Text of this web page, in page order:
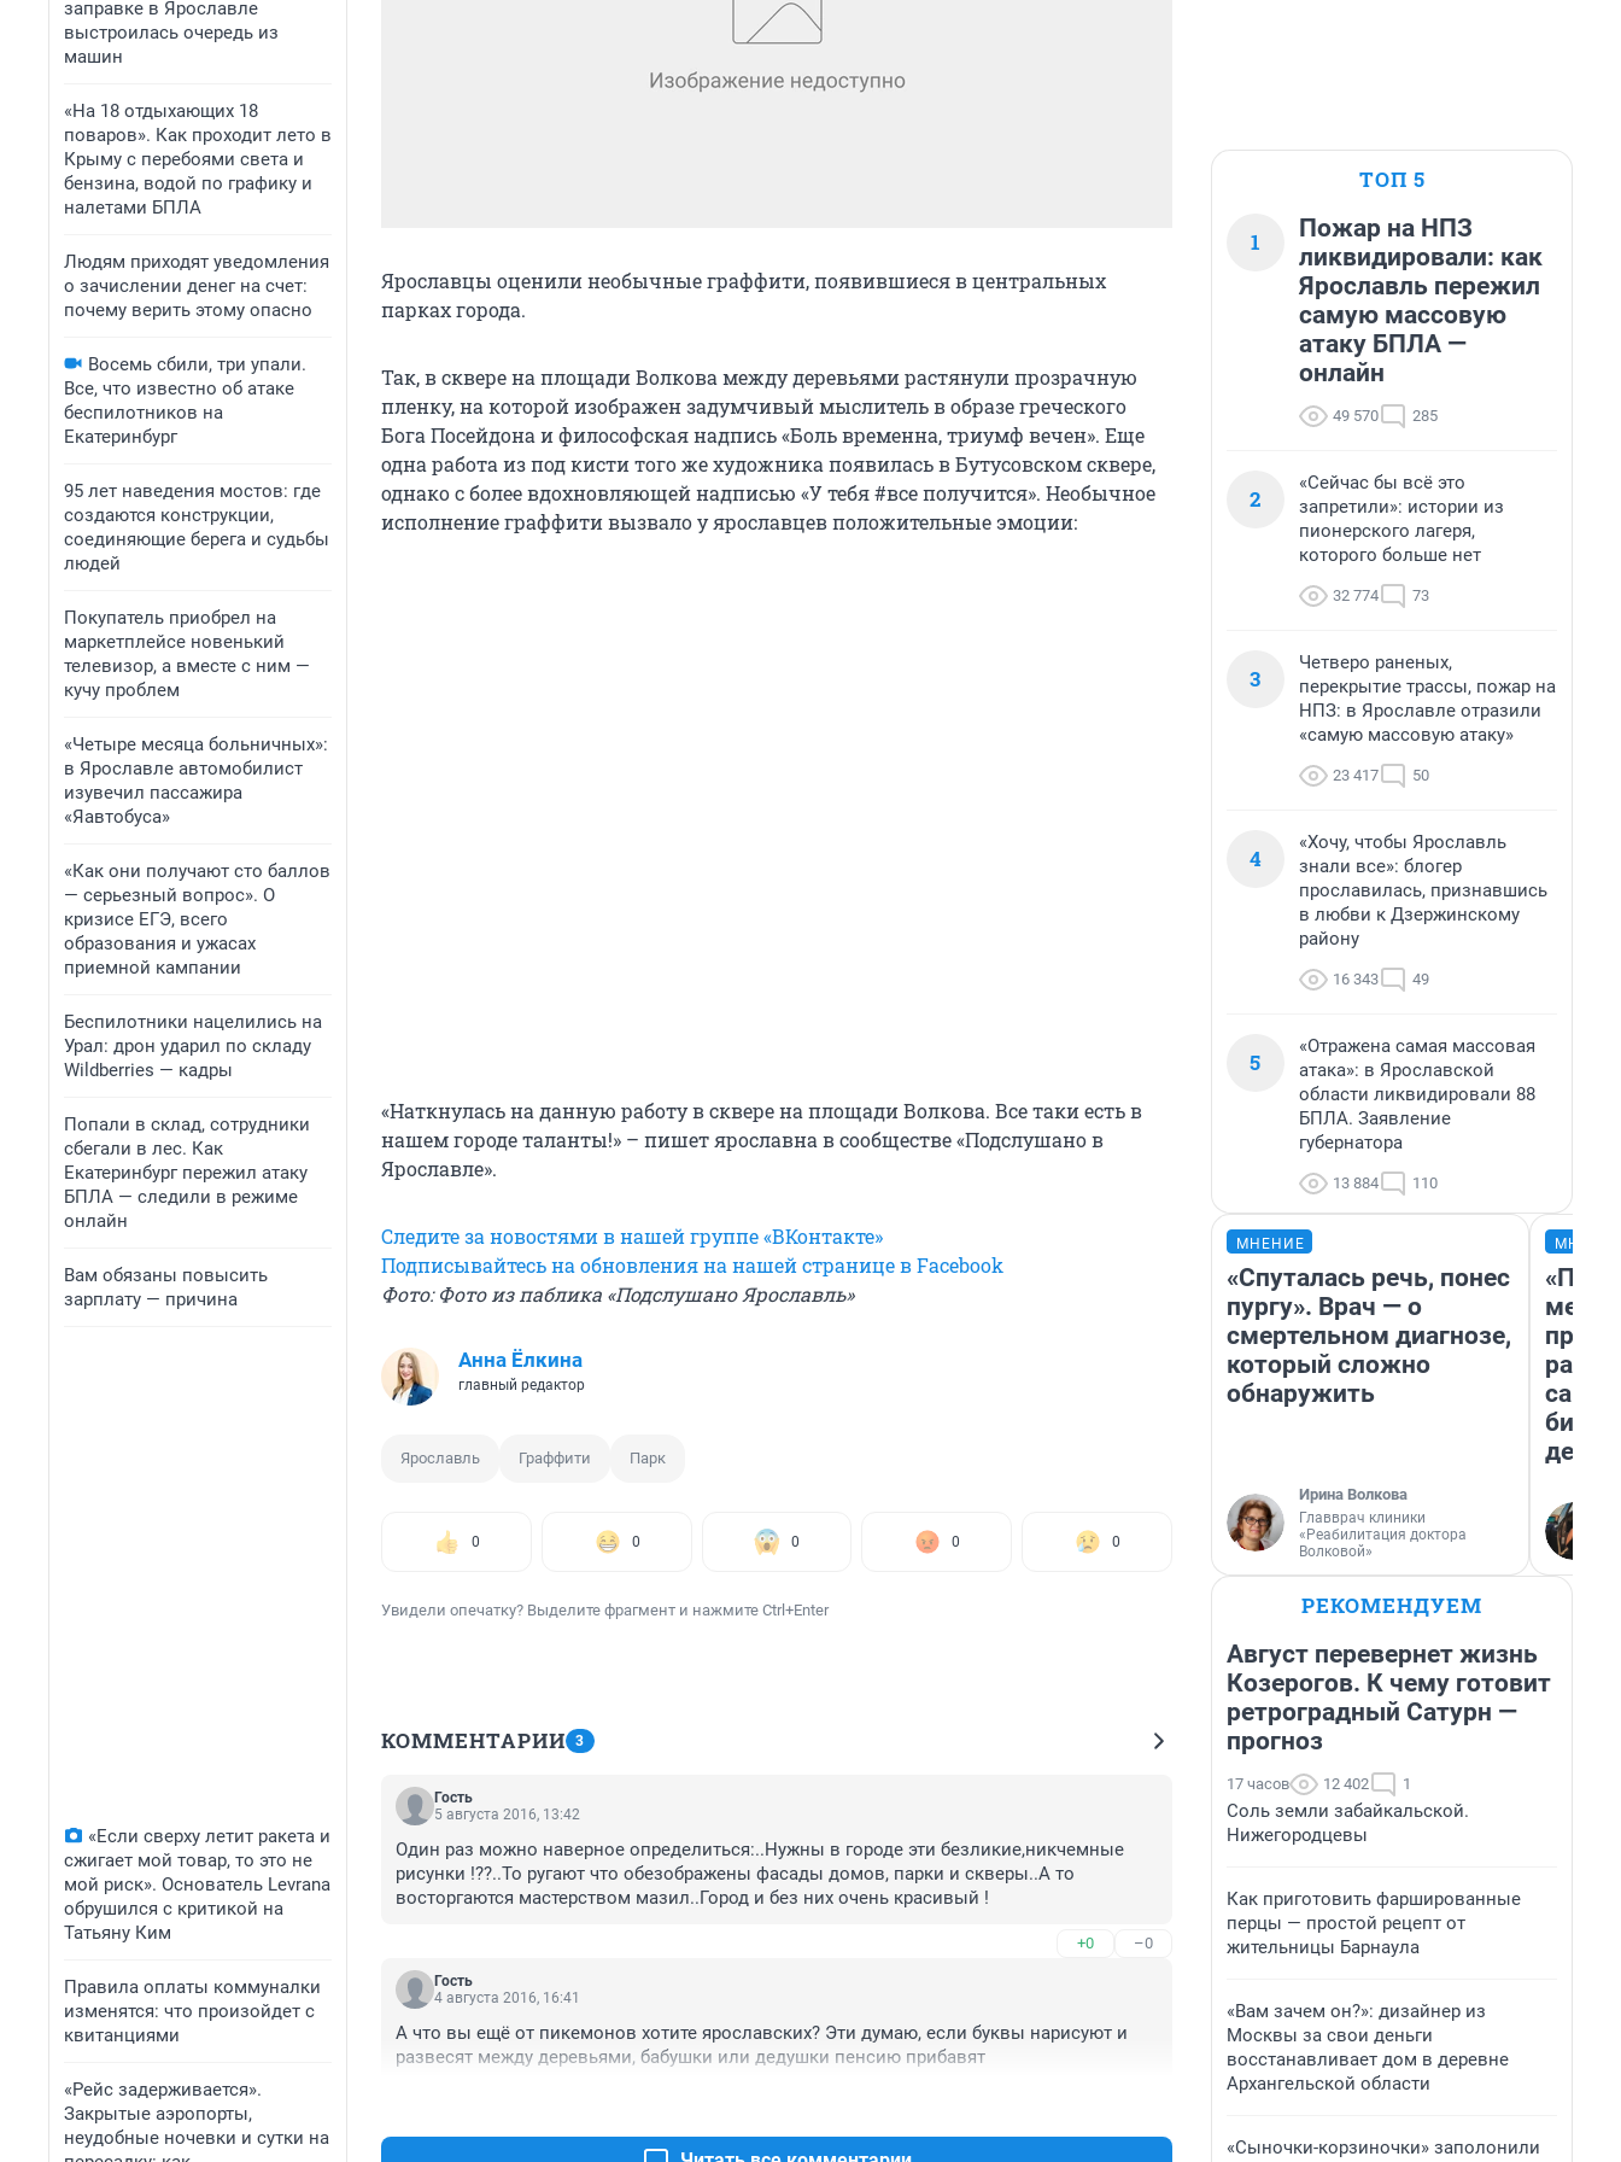
заправке в Ярославле
выстроилась очередь из
машин
«На 18 отдыхающих 18
поваров». Как проходит лето в
Крыму с перебоями света и
бензина, водой по графику и
налетами БПЛА
Людям приходят уведомления
о зачислении денег на счет:
почему верить этому опасно
Восемь сбили, три упали.
Все, что известно об атаке
беспилотников на
Екатеринбург
95 лет наведения мостов: где
создаются конструкции,
соединяющие берега и судьбы
людей
Покупатель приобрел на
маркетплейсе новенький
телевизор, а вместе с ним —
кучу проблем
«Четыре месяца больничных»:
в Ярославле автомобилист
изувечил пассажира
«Яавтобуса»
«Как они получают сто баллов
— серьезный вопрос». О
кризисе ЕГЭ, всего
образования и ужасах
приемной кампании
Беспилотники нацелились на
Урал: дрон ударил по складу
Wildberries — кадры
Попали в склад, сотрудники
сбегали в лес. Как
Екатеринбург пережил атаку
БПЛА — следили в режиме
онлайн
Вам обязаны повысить
зарплату — причина
«Если сверху летит ракета и
сжигает мой товар, то это не
мой риск». Основатель Levrana
обрушился с критикой на
Татьяну Ким
Правила оплаты коммуналки
изменятся: что произойдет с
квитанциями
«Рейс задерживается».
Закрытые аэропорты,
неудобные ночевки и сутки на
Ярославцы оценили необычные граффити, появившиеся в центральных
парках города.
Так, в сквере на площади Волкова между деревьями растянули прозрачную
пленку, на которой изображен задумчивый мыслитель в образе греческого
Бога Посейдона и философская надпись «Боль временна, триумф вечен». Еще
одна работа из под кисти того же художника появилась в Бутусовском сквере,
однако с более вдохновляющей надписью «У тебя #все получится». Необычное
исполнение граффити вызвало у ярославцев положительные эмоции:
«Наткнулась на данную работу в сквере на площади Волкова. Все таки есть в
нашем городе таланты!» – пишет ярославна в сообществе «Подслушано в
Ярославле».
Следите за новостями в нашей группе «ВКонтакте»
Подписывайтесь на обновления на нашей странице в Facebook
Фото: Фото из паблика «Подслушано Ярославль»
Анна Ёлкина
главный редактор
Ярославль Граффити Парк
0 0 0 0 0
Увидели опечатку? Выделите фрагмент и нажмите Ctrl+Enter
КОММЕНТАРИИ 3
Гость
5 августа 2016, 13:42
Один раз можно наверное определиться:..Нужны в городе эти безликие,никчемные
рисунки !??..То ругают что обезображены фасады домов, парки и скверы..А то
восторгаются мастерством мазил..Город и без них очень красивый !
+0 –0
Гость
4 августа 2016, 16:41
А что вы ещё от пикемонов хотите ярославских? Эти думаю, если буквы нарисуют и
развесят между деревьями, бабушки или дедушки пенсию прибавят
ТОП 5
1
Пожар на НПЗ
ликвидировали: как
Ярославль пережил
самую массовую
атаку БПЛА —
онлайн
49 570 285
2
«Сейчас бы всё это
запретили»: истории из
пионерского лагеря,
которого больше нет
32 774 73
3
Четверо раненых,
перекрытие трассы, пожар на
НПЗ: в Ярославле отразили
«самую массовую атаку»
23 417 50
4
«Хочу, чтобы Ярославль
знали все»: блогер
прославилась, признавшись
в любви к Дзержинскому
району
16 343 49
5
«Отражена самая массовая
атака»: в Ярославской
области ликвидировали 88
БПЛА. Заявление
губернатора
13 884 110
МНЕНИЕ
«Спуталась речь, понес
пургу». Врач — о
смертельном диагнозе,
который сложно
обнаружить
Ирина Волкова
Главврач клиники
«Реабилитация доктора
Волковой»
РЕКОМЕНДУЕМ
Август перевернет жизнь
Козерогов. К чему готовит
ретроградный Сатурн —
прогноз
17 часов 12 402 1
Соль земли забайкальской.
Нижегородцевы
Как приготовить фаршированные
перцы — простой рецепт от
жительницы Барнаула
«Вам зачем он?»: дизайнер из
Москвы за свои деньги
восстанавливает дом в деревне
Архангельской области
«Сыночки-корзиночки» заполонили